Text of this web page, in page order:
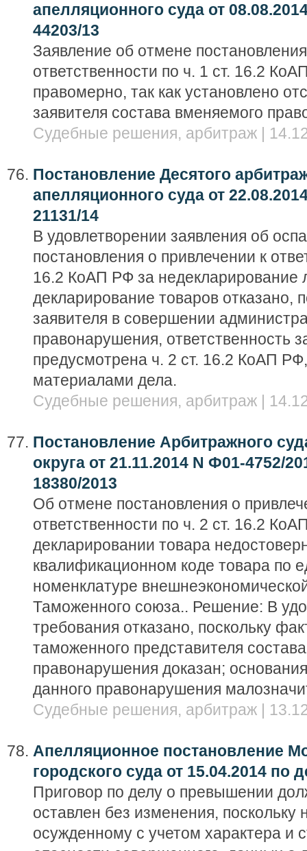
апелляционного суда от
44203/13
Заявление об отмене
ответственности по ч. 1 ст. 16.2
правомерно, так как установлено
заявителя состава вменяемого
Судебные решения, арбитраж |
Постановление Десятого
апелляционного суда от
21131/14
В удовлетворении заявления об
постановления о привлечении к
16.2 КоАП РФ за недекларирование
декларирование товаров отказано,
заявителя в совершении
правонарушения, ответственность
предусмотрена ч. 2 ст. 16.2 КоАП
материалами дела.
Судебные решения, арбитраж |
Постановление Арбитражного
округа от 21.11.2014 N Ф01-4752/
18380/2013
Об отмене постановления о
ответственности по ч. 2 ст. 16.2
декларировании товара
квалификационном коде товара по
номенклатуре
Таможенного союза.. Решение: В
требования отказано, поскольку
таможенного представителя
правонарушения доказан;
данного правонарушения
Судебные решения, арбитраж |
Апелляционное постановление
городского суда от 15.04.2014 по
Приговор по делу о превышении
оставлен без изменения, поскольку
осужденному с учетом характера и